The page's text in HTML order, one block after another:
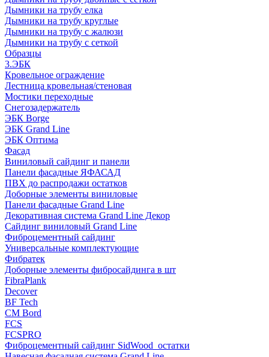
Дымники на трубу елка
Дымники на трубу круглые
Дымники на трубу с жалюзи
Дымники на трубу с сеткой
Образцы
3.ЭБК
Кровельное ограждение
Лестница кровельная/стеновая
Мостики переходные
Снегозадержатель
ЭБК Borge
ЭБК Grand Line
ЭБК Оптима
Фасад
Виниловый сайдинг и панели
Панели фасадные ЯФАСАД
ПВХ до распродажи остатков
Доборные элементы виниловые
Панели фасадные Grand Line
Декоративная система Grand Line Декор
Сайдинг виниловый Grand Line
Фиброцементный сайдинг
Универсальные комплектующие
Фибратек
Доборные элементы фибросайдинга в шт
FibraPlank
Decover
BF Tech
CM Bord
FCS
FCSPRO
Фиброцементный сайдинг SidWood_остатки